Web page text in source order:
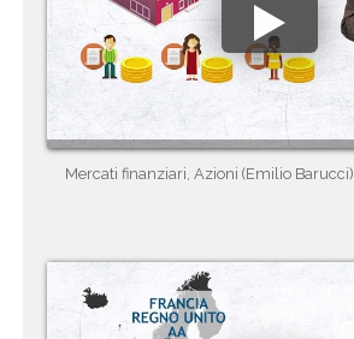
Mercati finanziari, Azioni (Emilio Barucci)